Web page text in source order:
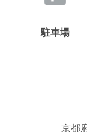
駐車場
京都